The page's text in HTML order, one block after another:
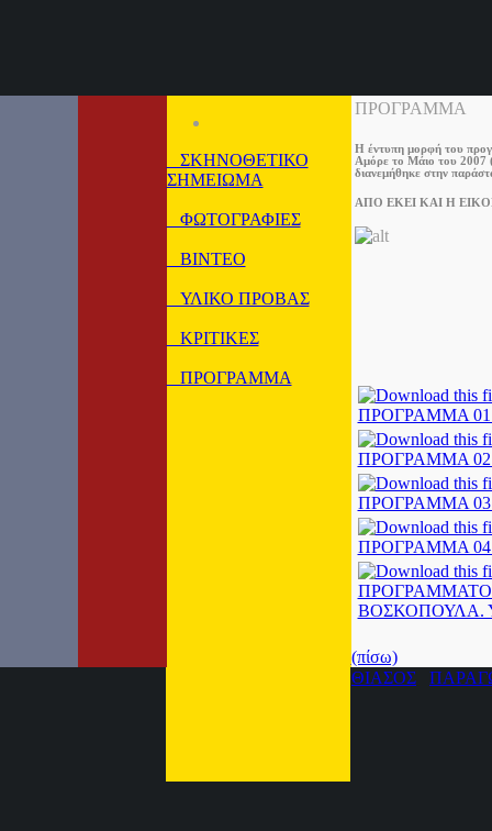
ΣΚΗΝΟΘΕΤΙΚΟ
ΣΗΜΕΙΩΜΑ
ΦΩΤΟΓΡΑΦΙΕΣ
ΒΙΝΤΕΟ
ΥΛΙΚΟ ΠΡΟΒΑΣ
ΚΡΙΤΙΚΕΣ
ΠΡΟΓΡΑΜΜΑ
ΠΡΟΓΡΑΜΜΑ
Η έντυπη μορφή του
Αμόρε το Μάιο του 2007
διανεμήθηκε στην
ΑΠΟ ΕΚΕΙ ΚΑΙ Η
ΠΡΟΓΡΑΜΜΑ
ΠΡΟΓΡΑΜΜΑ
ΠΡΟΓΡΑΜΜΑ
ΠΡΟΓΡΑΜΜΑ
ΒΟΣΚΟΠΟΥΛΑ.
(πίσω)
ΘΙΑΣΟΣ